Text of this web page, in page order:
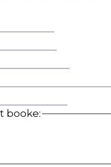
booke: